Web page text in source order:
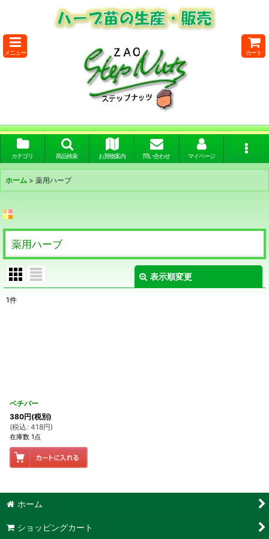
メニュー カート
カテゴリ 商品検索 お買物案内 問い合わせ マイページ
ホーム > 薬用ハーブ
薬用ハーブ
表示順変更
1件
ベチバー
380円(税別)
(税込 : 418円)
在庫数 1点
ホーム
ショッピングカート